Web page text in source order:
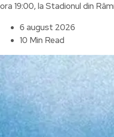
ora 19:00, la Stadionul din
6 august 2026
10 Min Read